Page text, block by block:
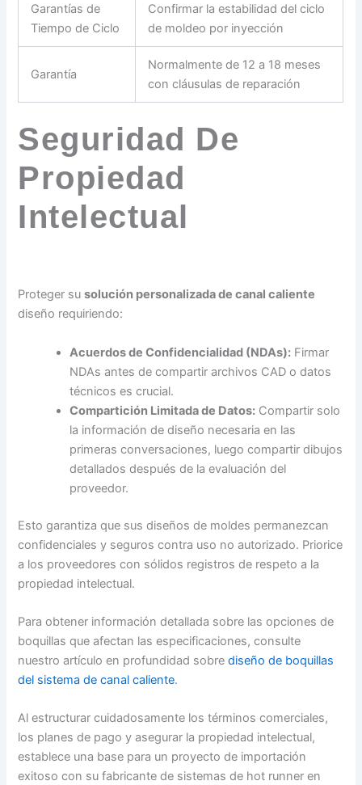
Garantías de
Tiempo de Ciclo
Confirmar la estabilidad del ciclo
de moldeo por inyección
Garantía
Normalmente de 12 a 18 meses
con cláusulas de reparación
Seguridad De
Propiedad
Intelectual
Proteger susolución personalizada de canal caliente
diseño requiriendo:
Acuerdos de Confidencialidad (NDAs): Firmar
NDAs antes de compartir archivos CAD o datos
técnicos es crucial.
Compartición Limitada de Datos: Compartir solo
la información de diseño necesaria en las
primeras conversaciones, luego compartir dibujos
detallados después de la evaluación del
proveedor.
Esto garantiza que sus diseños de moldes permanezcan
confidenciales y seguros contra uso no autorizado. Priorice
a los proveedores con sólidos registros de respeto a la
propiedad intelectual.
Para obtener información detallada sobre las opciones de
boquillas que afectan las especificaciones, consulte
nuestro artículo en profundidad sobrediseño de boquillas
del sistema de canal caliente.
Al estructurar cuidadosamente los términos comerciales,
los planes de pago y asegurar la propiedad intelectual,
establece una base para un proyecto de importación
exitoso con su fabricante de sistemas de hot runner en